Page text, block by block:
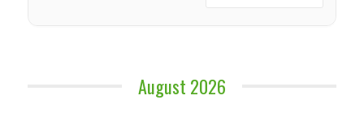
August 2026